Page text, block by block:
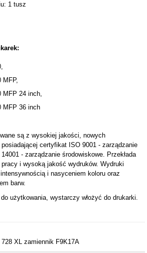
1 tusz
MFP,
MFP 24 inch,
MFP 36 inch
są z wysokiej jakości, nowych
certyfikat ISO 9001 - zarządzanie
- zarządzanie środowiskowe. Przekłada
i wysoką jakość wydruków. Wydruki
i nasyceniem koloru oraz
barw.
użytkowania, wystarczy włożyć do drukarki.
XL zamiennik F9K17A